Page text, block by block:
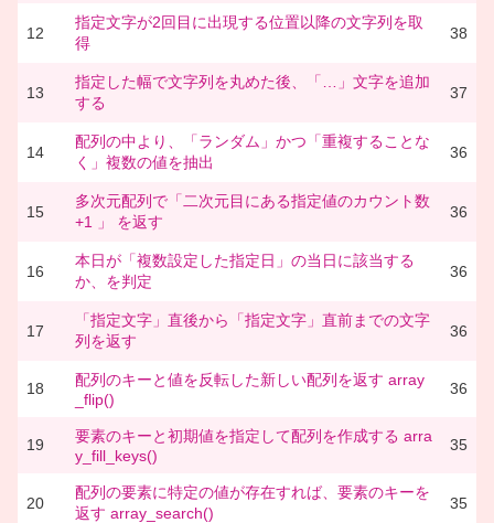
12
指定文字が2回目に出現する位置以降の文字列を取
得
38
13
指定した幅で文字列を丸めた後、「…」文字を追加
する
37
14
配列の中より、「ランダム」かつ「重複することな
く」複数の値を抽出
36
15
多次元配列で「二次元目にある指定値のカウント数
+1 」 を返す
36
16
本日が「複数設定した指定日」の当日に該当する
か、を判定
36
17
「指定文字」直後から「指定文字」直前までの文字
列を返す
36
18
配列のキーと値を反転した新しい配列を返す array
_flip()
36
19
要素のキーと初期値を指定して配列を作成する arra
y_fill_keys()
35
20
配列の要素に特定の値が存在すれば、要素のキーを
返す array_search()
35